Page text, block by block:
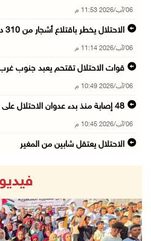
06/آب/2026 11:53 م
الاحتلال يخطر باقتلاع أشجار من 310 دونمات وال ...
06/آب/2026 11:14 م
قوات الاحتلال تقتحم يعبد جنوب
06/آب/2026 10:49 م
48 إصابة منذ بدء عدوان الاحتلال على مخيم قلند ...
06/آب/2026 10:45 م
الاحتلال يعتقل شابين من المغير
وزير الداخلية يبحث مع مكافحة
06/آب/2026 10:01 م
رئيس بلدية الخليل يطلع وفدا أميركيا
06/آب/2026 09:59 م
فيديو